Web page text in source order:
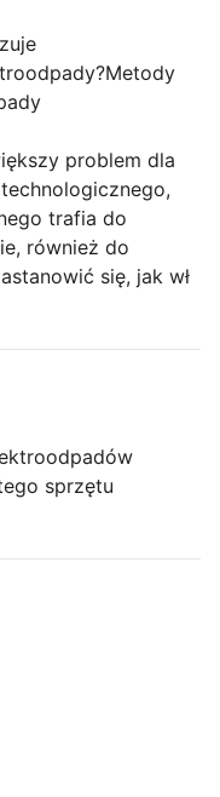
problem dla
trafia do
również do
się, jak wł
sprzętu